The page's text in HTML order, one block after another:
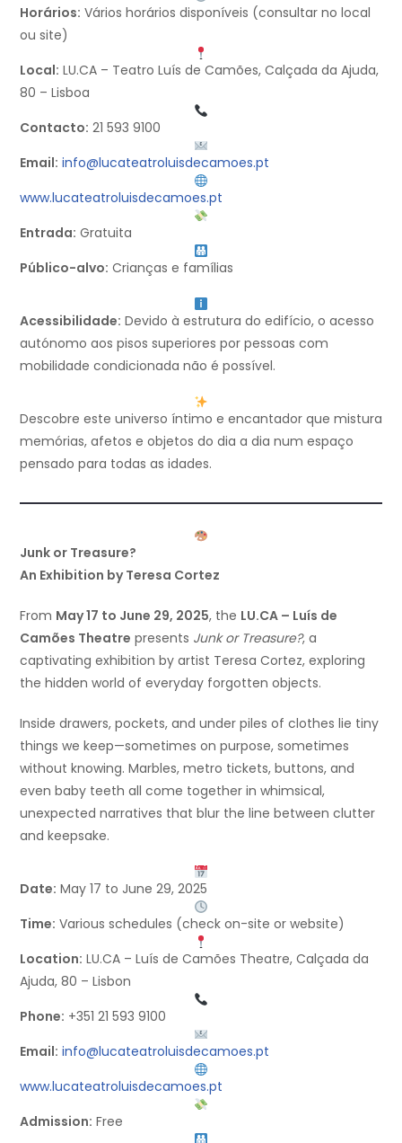
Horários: Vários horários disponíveis (consultar no local
ou site)
Local: LU.CA – Teatro Luís de Camões, Calçada da Ajuda,
80 – Lisboa
Contacto: 21 593 9100
Email: info@lucateatroluisdecamoes.pt
www.lucateatroluisdecamoes.pt
Entrada: Gratuita
Público-alvo: Crianças e famílias
Acessibilidade: Devido à estrutura do edifício, o acesso
autónomo aos pisos superiores por pessoas com
mobilidade condicionada não é possível.
Descobre este universo íntimo e encantador que mistura
memórias, afetos e objetos do dia a dia num espaço
pensado para todas as idades.
Junk or Treasure?
An Exhibition by Teresa Cortez
From May 17 to June 29, 2025, the LU.CA – Luís de
Camões Theatre presents Junk or Treasure?, a
captivating exhibition by artist Teresa Cortez, exploring
the hidden world of everyday forgotten objects.
Inside drawers, pockets, and under piles of clothes lie tiny
things we keep—sometimes on purpose, sometimes
without knowing. Marbles, metro tickets, buttons, and
even baby teeth all come together in whimsical,
unexpected narratives that blur the line between clutter
and keepsake.
Date: May 17 to June 29, 2025
Time: Various schedules (check on-site or website)
Location: LU.CA – Luís de Camões Theatre, Calçada da
Ajuda, 80 – Lisbon
Phone: +351 21 593 9100
Email: info@lucateatroluisdecamoes.pt
www.lucateatroluisdecamoes.pt
Admission: Free